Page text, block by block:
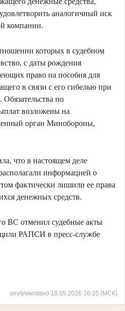
аналогичный иск
компании.
которых в судебном
с даты рождения
право на пособия для
в связи с его гибелью при
по
возложены на
орган Минобороны,
что в настоящем деле
информацией о
фактически лишили ее права
денежных средств.
ВС отменил судебные акты
РАПСИ в пресс-службе
опубликовано 18.05.2026 16:35 (МСК)